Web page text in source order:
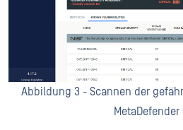
Abbildung 3 - Scannen der
MetaDefender